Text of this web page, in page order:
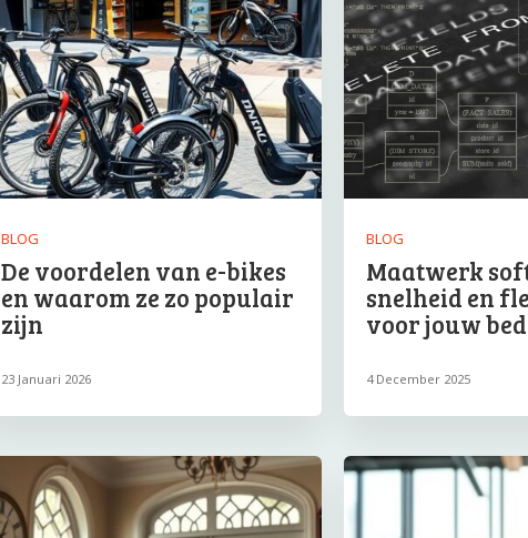
BLOG
De voordelen van e-bikes
en waarom ze zo populair
zijn
23 Januari 2026
BLOG
Maatwerk
snelheid en
voor jouw
4 December 2025